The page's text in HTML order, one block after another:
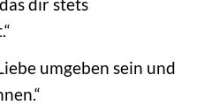
dir stets
umgeben sein und